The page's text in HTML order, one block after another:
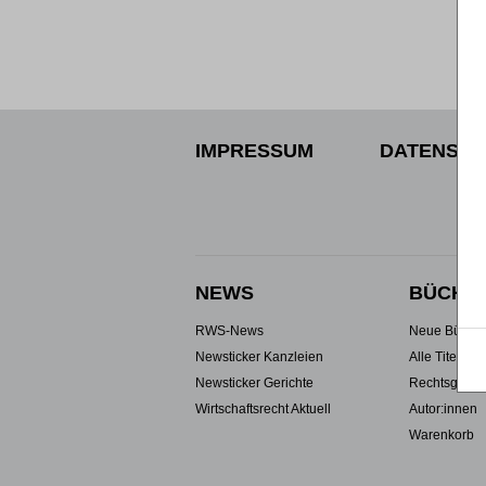
IMPRESSUM
NEWS
RWS-News
Newsticker Kanzleien
Newsticker Gerichte
Wirtschaftsrecht Aktuell
Neue Bücher
Alle Titel
Rechtsgebiete
Autor:innen
Warenkorb